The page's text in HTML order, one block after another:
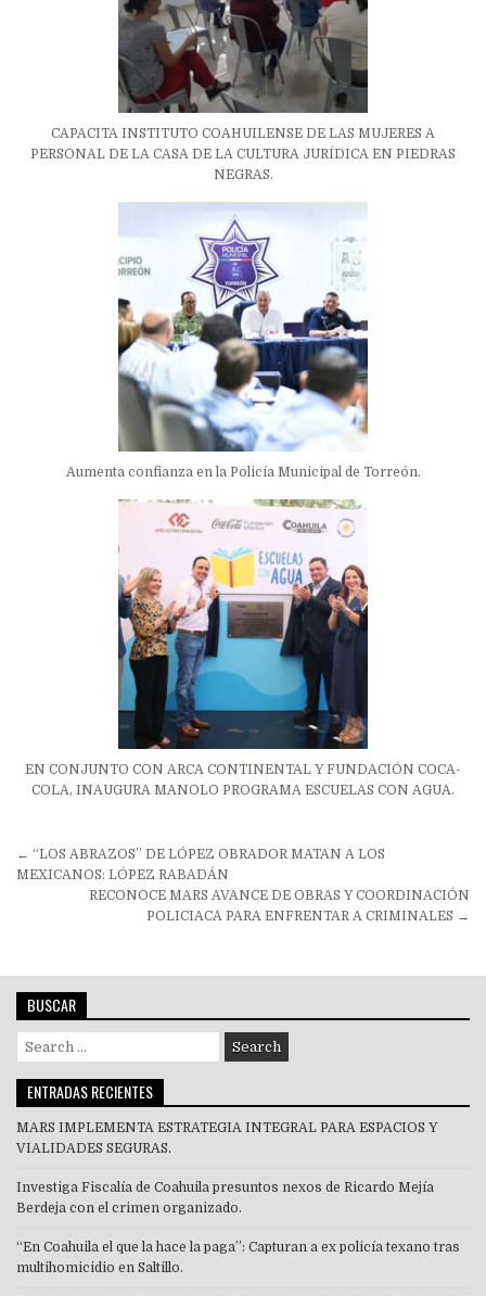
CAPACITA INSTITUTO COAHUILENSE DE LAS MUJERES A
PERSONAL DE LA CASA DE LA CULTURA JURÍDICA EN PIEDRAS
NEGRAS.
Aumenta confianza en la Policía Municipal de Torreón.
EN CONJUNTO CON ARCA CONTINENTAL Y FUNDACIÓN COCA-
COLA, INAUGURA MANOLO PROGRAMA ESCUELAS CON AGUA.
Navegación
de
entradas
← “LOS ABRAZOS” DE LÓPEZ OBRADOR MATAN A LOS
MEXICANOS: LÓPEZ RABADÁN
RECONOCE MARS AVANCE DE OBRAS Y COORDINACIÓN
POLICIACA PARA ENFRENTAR A CRIMINALES →
BUSCAR
Search
for:
ENTRADAS RECIENTES
MARS IMPLEMENTA ESTRATEGIA INTEGRAL PARA ESPACIOS Y
VIALIDADES SEGURAS.
Investiga Fiscalía de Coahuila presuntos nexos de Ricardo Mejía
Berdeja con el crimen organizado.
“En Coahuila el que la hace la paga”: Capturan a ex policía texano tras
multihomicidio en Saltillo.